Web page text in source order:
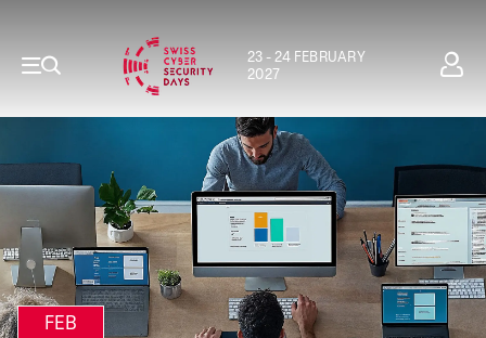
23 - 24 FEBRUARY
2027
FEB